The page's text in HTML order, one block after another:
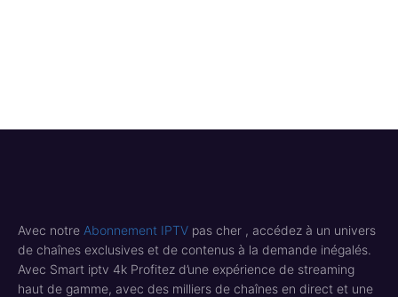
Avec notre Abonnement IPTV pas cher , accédez à un univers
de chaînes exclusives et de contenus à la demande inégalés.
Avec Smart iptv 4k Profitez d’une expérience de streaming
haut de gamme, avec des milliers de chaînes en direct et une